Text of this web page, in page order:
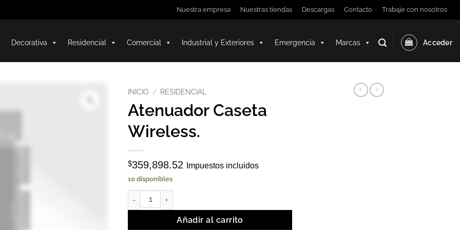
Nuestra empresa Nuestras tiendas Descargas Contacto Trabaje con nosotros
Decorativa Residencial Comercial Industrial y Exteriores Emergencia Marcas Acceder
INICIO / RESIDENCIAL
Atenuador Caseta
Wireless.
$359,898.52 Impuestos incluidos
10 disponibles
Atenuador Caseta Wireless. cantidad
Añadir al carrito